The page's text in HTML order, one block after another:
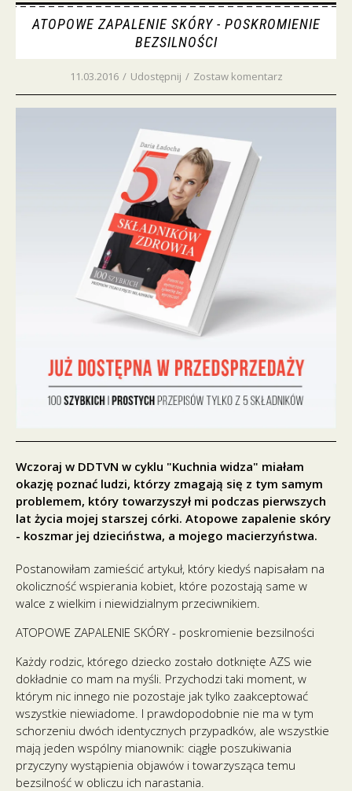
ATOPOWE ZAPALENIE SKÓRY - POSKROMIENIE
BEZSILNOŚCI
11.03.2016 / Udostępnij / Zostaw komentarz
Wczoraj w DDTVN w cyklu "Kuchnia widza" miałam
okazję poznać ludzi, którzy zmagają się z tym samym
problemem, który towarzyszył mi podczas pierwszych
lat życia mojej starszej córki. Atopowe zapalenie skóry
- koszmar jej dzieciństwa, a mojego macierzyństwa.
Postanowiłam zamieścić artykuł, który kiedyś napisałam na
okoliczność wspierania kobiet, które pozostają same w
walce z wielkim i niewidzialnym przeciwnikiem.
ATOPOWE ZAPALENIE SKÓRY - poskromienie bezsilności
Każdy rodzic, którego dziecko zostało dotknięte AZS wie
dokładnie co mam na myśli. Przychodzi taki moment, w
którym nic innego nie pozostaje jak tylko zaakceptować
wszystkie niewiadome. I prawdopodobnie nie ma w tym
schorzeniu dwóch identycznych przypadków, ale wszystkie
mają jeden wspólny mianownik: ciągłe poszukiwania
przyczyny wystąpienia objawów i towarzysząca temu
bezsilność w obliczu ich narastania.